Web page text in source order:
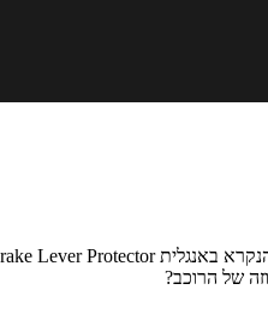
של הרוכב?